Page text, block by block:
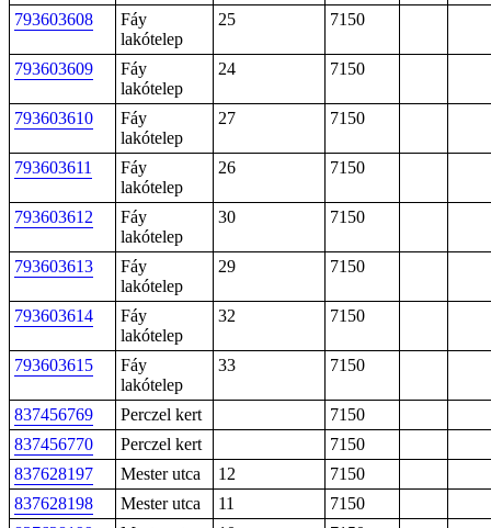
793603608
Fáy
lakótelep
25 7150
793603609
Fáy
lakótelep
24 7150
793603610
Fáy
lakótelep
27 7150
793603611
Fáy
lakótelep
26 7150
793603612
Fáy
lakótelep
30 7150
793603613
Fáy
lakótelep
29 7150
793603614
Fáy
lakótelep
32 7150
793603615
Fáy
lakótelep
33 7150
837456769 Perczel kert
7150
837456770
Perczel kert
7150
837628197
Mester utca 12
7150
837628198
Mester utca 11
7150